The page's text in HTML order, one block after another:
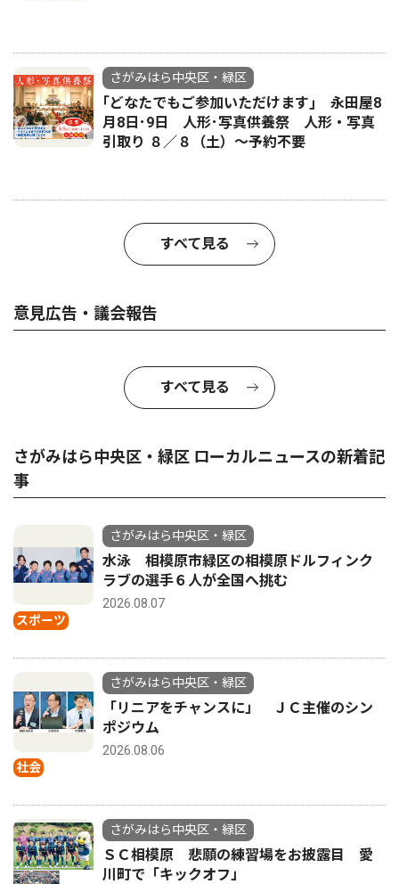
さがみはら中央区・緑区
｢どなたでもご参加いただけます｣ 永田屋8
月8日･9日 人形･写真供養祭 人形・写真
引取り ８／８（土）〜予約不要
すべて見る
意見広告・議会報告
すべて見る
さがみはら中央区・緑区 ローカルニュースの新着記
事
スポーツ
さがみはら中央区・緑区
水泳 相模原市緑区の相模原ドルフィンク
ラブの選手６人が全国へ挑む
2026.08.07
社会
さがみはら中央区・緑区
「リニアをチャンスに」 ＪＣ主催のシン
ポジウム
2026.08.06
さがみはら中央区・緑区
ＳＣ相模原 悲願の練習場をお披露目 愛
川町で「キックオフ」